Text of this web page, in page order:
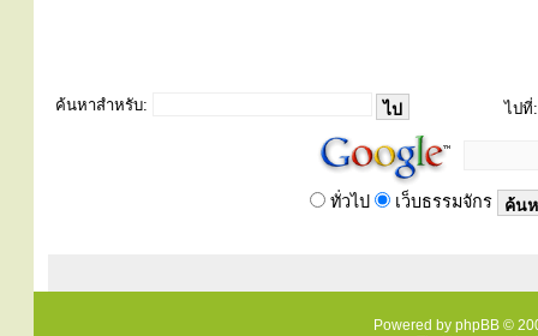
ค้นหาสำหรับ: ไปที่:
ทั่วไป เว็บธรรมจักร
Powered by phpBB ©